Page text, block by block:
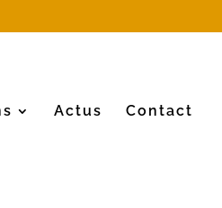
Actus Contact